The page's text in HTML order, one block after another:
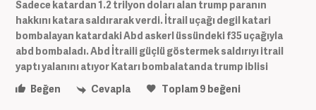
Sadece katardan 1.2 trilyon doları alan trump paranın
hakkını katara saldırarak verdi. İtrail uçağı degil katari
bombalayan katardaki Abd askerl üssündeki f35 uçağıyla
abd bombaladı. Abd İtraili güçlü göstermek saldırıyı itrail
yaptı yalanını atıyor Katarı bombalatanda trump iblisi
Beğen
Cevapla Toplam9 beğeni